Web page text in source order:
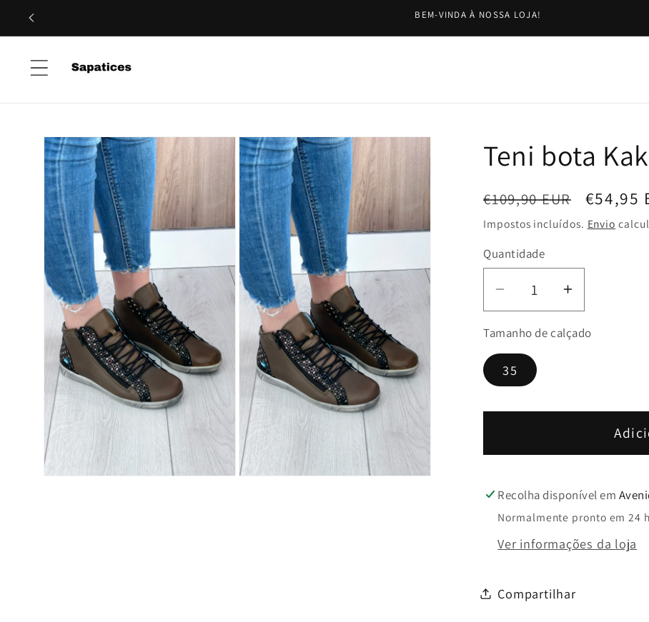
para o
conteúdo
BEM-VINDA À NOSSA LOJA!
Saltar para
a
informação
do produto
Teni bota
Preço
normal
€109,90 EUR
Preço
de
€54,95
Impostos incluídos. Envio
Quantidade
Diminuir
a
quantidade
de
Teni
Kaki
Cloud
Aumentar
a
quantidade
Kaki
Cloud
Tamanho de calçado
35
Recolha disponível em
Normalmente pronto em 24
Ver informações da loja
Compartilhar